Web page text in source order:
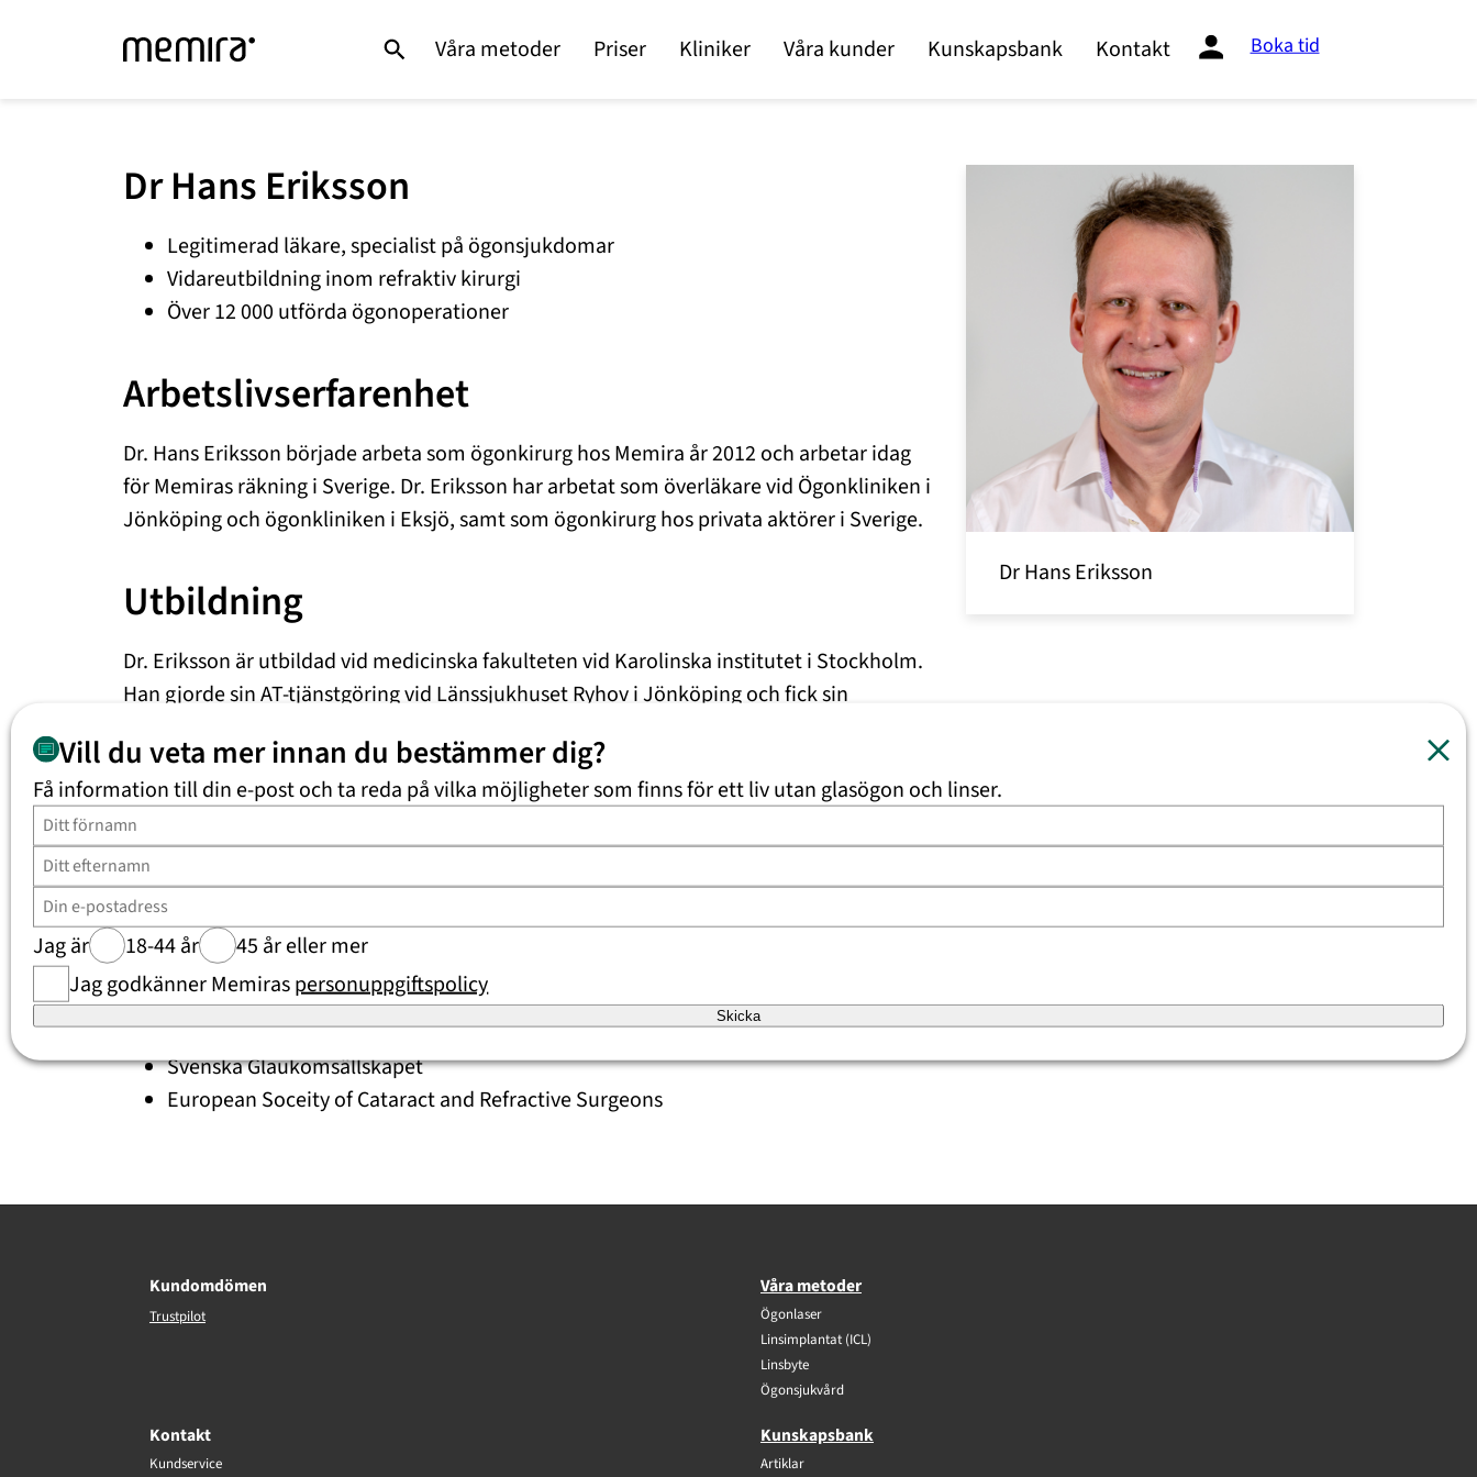
Våra metoder Priser Kliniker Våra kunder Kunskapsbank Kontakt Boka tid
Dr Hans Eriksson
Legitimerad läkare, specialist på ögonsjukdomar
Vidareutbildning inom refraktiv kirurgi
Över 12 000 utförda ögonoperationer
Arbetslivserfarenhet
Dr. Hans Eriksson började arbeta som ögonkirurg hos Memira år 2012 och arbetar idag
för Memiras räkning i Sverige. Dr. Eriksson har arbetat som överläkare vid Ögonkliniken i
Jönköping och ögonkliniken i Eksjö, samt som ögonkirurg hos privata aktörer i Sverige.
Utbildning
Dr. Eriksson är utbildad vid medicinska fakulteten vid Karolinska institutet i Stockholm.
Han gjorde sin AT-tjänstgöring vid Länssjukhuset Ryhov i Jönköping och fick sin
Länssjukhuset Ryhov i Jönköping och fick sitt specialistbevis i ögonsjukdomar 1997. Dr.
Eriksson började med ögonkirurgi 1997 och opererar gråstarr, grönstarr, andra
linsoperationer och RLE samt laseroperationer.
Föreningar och medlemskap
Läkarförbundet
Svenska Läkarsällskapet
Jönköpings läns läkarförening
Svenska Glaukomsällskapet
European Soceity of Cataract and Refractive Surgeons
Dr Hans Eriksson
Kundomdömen
Trustpilot
Våra metoder
Ögonlaser
Linsimplantat (ICL)
Linsbyte
Ögonsjukvård
Kontakt
Kundservice
Kunskapsbank
Artiklar
Vill du veta mer innan du bestämmer dig?
Få information till din e-post och ta reda på vilka möjligheter som finns för ett liv utan glasögon och linser.
Jag är 18-44 år
45 år eller mer
Jag godkänner Memiraspersonuppgiftspolicy
Skicka